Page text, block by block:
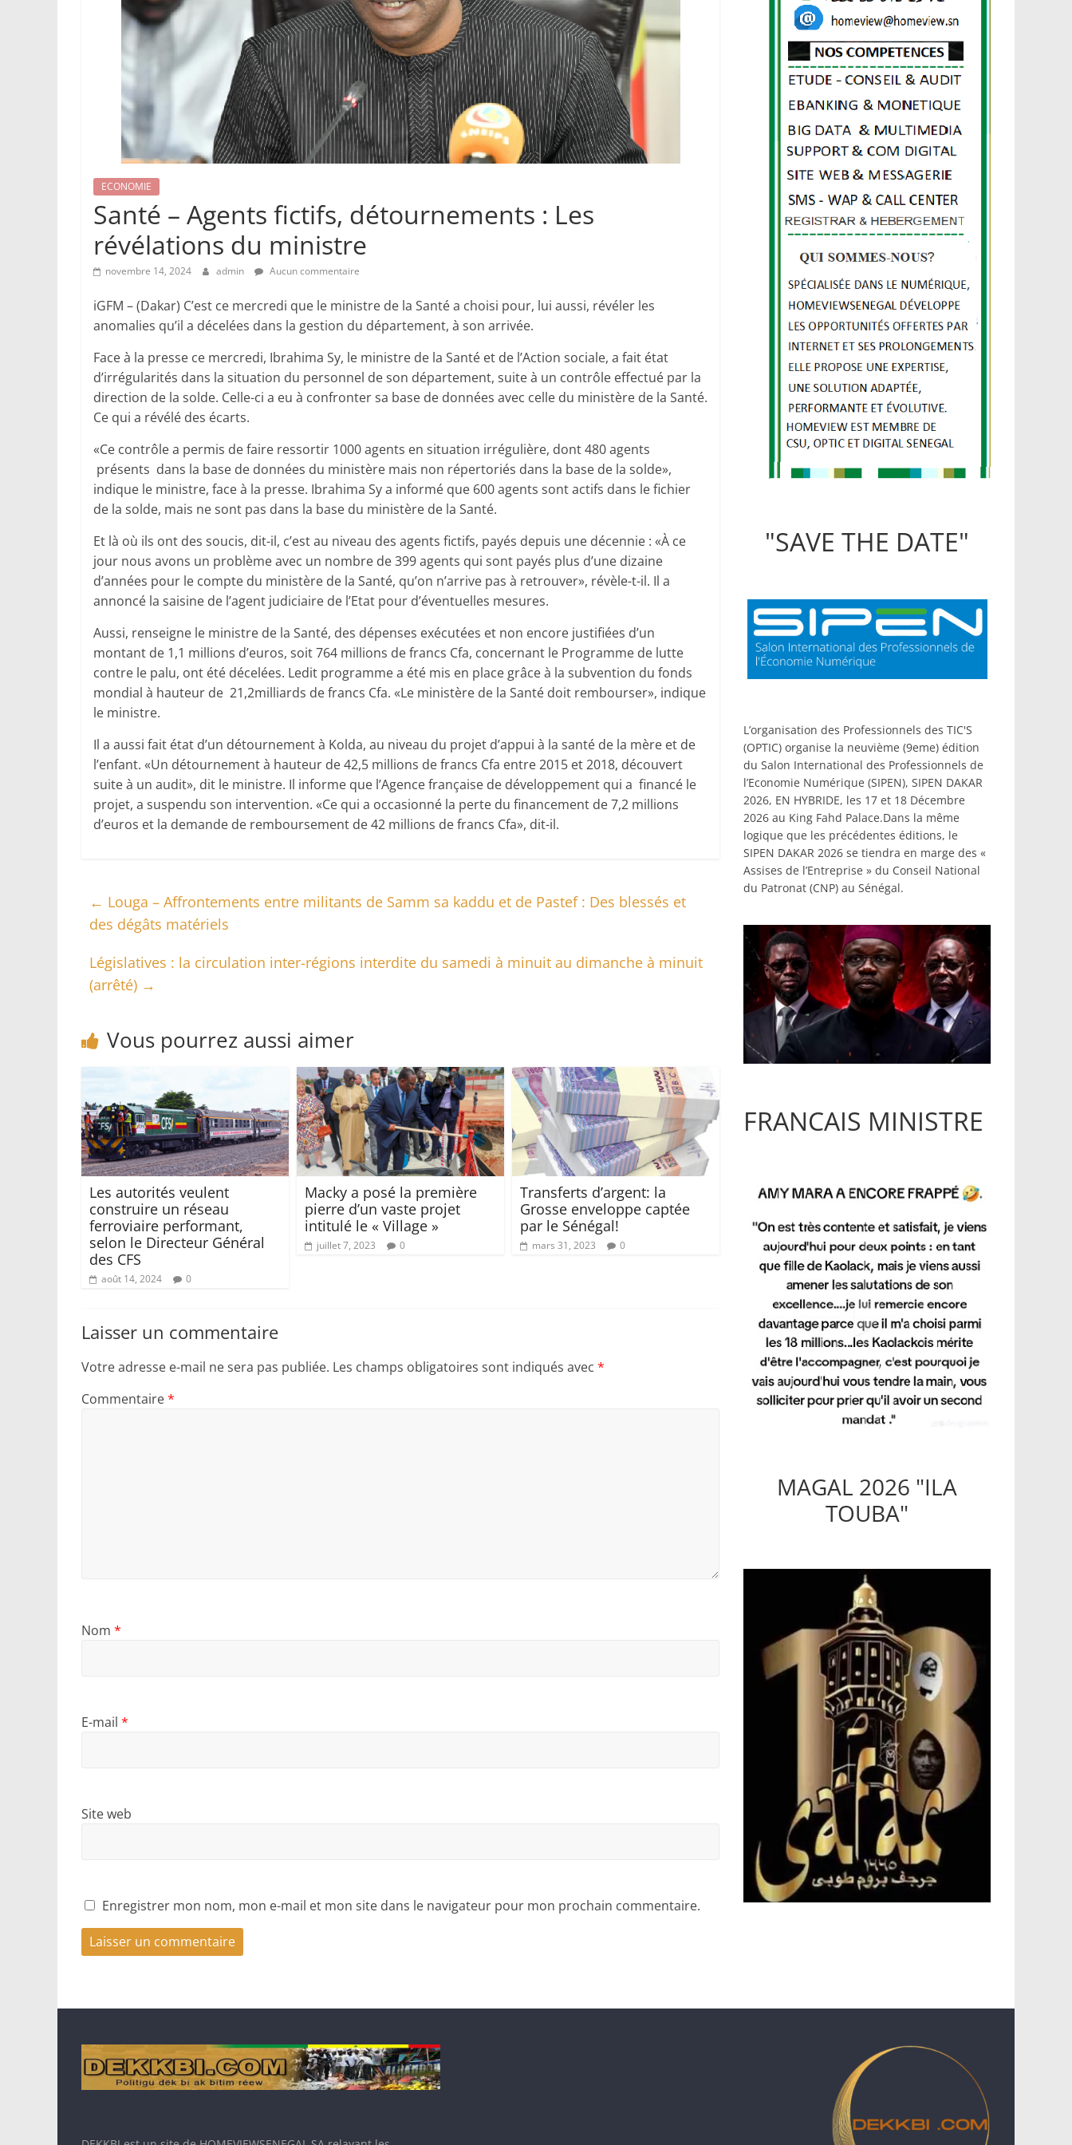
ECONOMIE
Santé – Agents fictifs, détournements : Les
révélations du ministre
novembre 14, 2024 admin Aucun commentaire
iGFM – (Dakar) C’est ce mercredi que le ministre de la Santé a choisi pour, lui aussi, révéler les
anomalies qu’il a décelées dans la gestion du département, à son arrivée.
Face à la presse ce mercredi, Ibrahima Sy, le ministre de la Santé et de l’Action sociale, a fait état
d’irrégularités dans la situation du personnel de son département, suite à un contrôle effectué par la
direction de la solde. Celle-ci a eu à confronter sa base de données avec celle du ministère de la Santé.
Ce qui a révélé des écarts.
«Ce contrôle a permis de faire ressortir 1000 agents en situation irrégulière, dont 480 agents
présents dans la base de données du ministère mais non répertoriés dans la base de la solde»,
indique le ministre, face à la presse. Ibrahima Sy a informé que 600 agents sont actifs dans le fichier
de la solde, mais ne sont pas dans la base du ministère de la Santé.
Et là où ils ont des soucis, dit-il, c’est au niveau des agents fictifs, payés depuis une décennie : «À ce
jour nous avons un problème avec un nombre de 399 agents qui sont payés plus d’une dizaine
d’années pour le compte du ministère de la Santé, qu’on n’arrive pas à retrouver», révèle-t-il. Il a
annoncé la saisine de l’agent judiciaire de l’Etat pour d’éventuelles mesures.
Aussi, renseigne le ministre de la Santé, des dépenses exécutées et non encore justifiées d’un
montant de 1,1 millions d’euros, soit 764 millions de francs Cfa, concernant le Programme de lutte
contre le palu, ont été décelées. Ledit programme a été mis en place grâce à la subvention du fonds
mondial à hauteur de 21,2milliards de francs Cfa. «Le ministère de la Santé doit rembourser», indique
le ministre.
Il a aussi fait état d’un détournement à Kolda, au niveau du projet d’appui à la santé de la mère et de
l’enfant. «Un détournement à hauteur de 42,5 millions de francs Cfa entre 2015 et 2018, découvert
suite à un audit», dit le ministre. Il informe que l’Agence française de développement qui a financé le
projet, a suspendu son intervention. «Ce qui a occasionné la perte du financement de 7,2 millions
d’euros et la demande de remboursement de 42 millions de francs Cfa», dit-il.
← Louga – Affrontements entre militants de Samm sa kaddu et de Pastef : Des blessés et
des dégâts matériels
Législatives : la circulation inter-régions interdite du samedi à minuit au dimanche à minuit
(arrêté) →
Vous pourrez aussi aimer
Les autorités veulent
construire un réseau
ferroviaire performant,
selon le Directeur Général
des CFS
août 14, 2024 0
Macky a posé la première
pierre d’un vaste projet
intitulé le « Village »
juillet 7, 2023 0
Transferts d’argent: la
Grosse enveloppe captée
par le Sénégal!
mars 31, 2023 0
Laisser un commentaire
Votre adresse e-mail ne sera pas publiée. Les champs obligatoires sont indiqués avec *
Commentaire*
Nom *
E-mail *
Site web
Enregistrer mon nom, mon e-mail et mon site dans le navigateur pour mon prochain commentaire.
"SAVE THE DATE"
L’organisation des Professionnels des TIC'S
(OPTIC) organise la neuvième (9eme) édition
du Salon International des Professionnels de
l’Economie Numérique (SIPEN), SIPEN DAKAR
2026, EN HYBRIDE, les 17 et 18 Décembre
2026 au King Fahd Palace.Dans la même
logique que les précédentes éditions, le
SIPEN DAKAR 2026 se tiendra en marge des «
Assises de l’Entreprise » du Conseil National
du Patronat (CNP) au Sénégal.
FRANCAIS MINISTRE
MAGAL 2026 "ILA
TOUBA"